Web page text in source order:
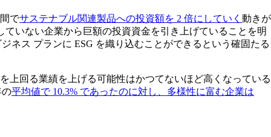
でサステナブル関連製品への投資額を 2 倍にしていく 動きが
ていない企業から巨額の投資資金を引き上げていることを明
ネス プランに ESG を織り込むことができるという確固たる
上回る業績を上げる可能性はかつてないほど高くなっている
の平均値で 10.3% であったのに対し、多様性に富む企業は